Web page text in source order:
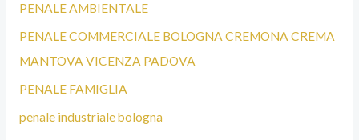
PENALE AMBIENTALE
PENALE COMMERCIALE BOLOGNA CREMONA CREMA
MANTOVA VICENZA PADOVA
PENALE FAMIGLIA
penale industriale bologna